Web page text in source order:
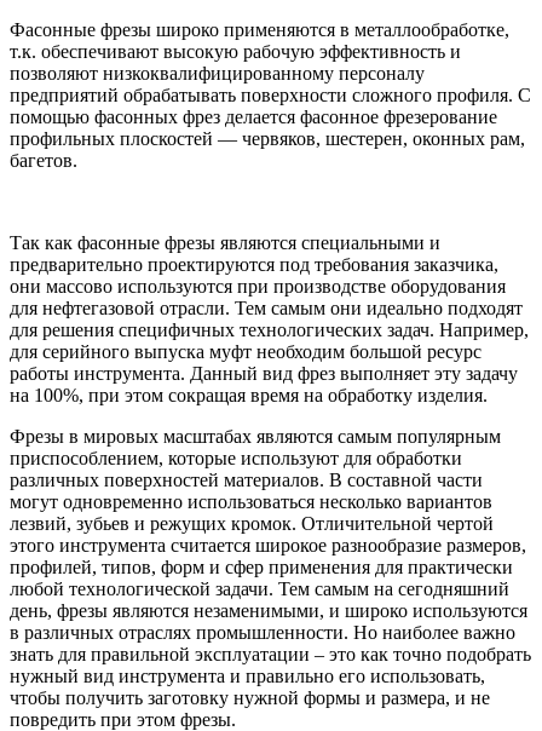
Фасонные фрезы широко применяются в металлообработке,
т.к. обеспечивают высокую рабочую эффективность и
позволяют низкоквалифицированному персоналу
предприятий обрабатывать поверхности сложного профиля. С
помощью фасонных фрез делается фасонное фрезерование
профильных плоскостей — червяков, шестерен, оконных рам,
багетов.
Так как фасонные фрезы являются специальными и
предварительно проектируются под требования заказчика,
они массово используются при производстве оборудования
для нефтегазовой отрасли. Тем самым они идеально подходят
для решения специфичных технологических задач. Например,
для серийного выпуска муфт необходим большой ресурс
работы инструмента. Данный вид фрез выполняет эту задачу
на 100%, при этом сокращая время на обработку изделия.
Фрезы в мировых масштабах являются самым популярным
приспособлением, которые используют для обработки
различных поверхностей материалов. В составной части
могут одновременно использоваться несколько вариантов
лезвий, зубьев и режущих кромок. Отличительной чертой
этого инструмента считается широкое разнообразие размеров,
профилей, типов, форм и сфер применения для практически
любой технологической задачи. Тем самым на сегодняшний
день, фрезы являются незаменимыми, и широко используются
в различных отраслях промышленности. Но наиболее важно
знать для правильной эксплуатации – это как точно подобрать
нужный вид инструмента и правильно его использовать,
чтобы получить заготовку нужной формы и размера, и не
повредить при этом фрезы.